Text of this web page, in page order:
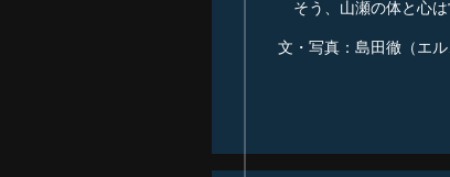
そう、山瀬の体と心は
文・写真：島田徹（エル